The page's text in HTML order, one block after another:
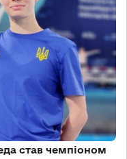
став чемпіоном